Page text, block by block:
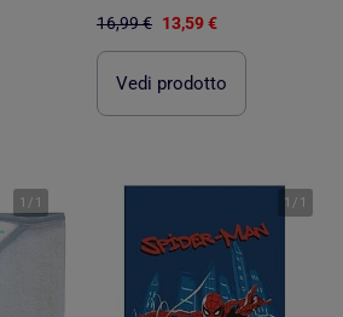
16,99 € 13,59 €
Vedi prodotto
1 / 1 1 / 1